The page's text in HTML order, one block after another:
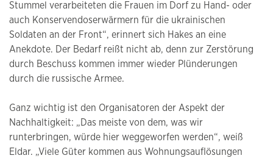
Stummel verarbeiteten die Frauen im Dorf zu Hand- oder
auch Konservendoserwärmern für die ukrainischen
Soldaten an der Front“, erinnert sich Hakes an eine
Anekdote. Der Bedarf reißt nicht ab, denn zur Zerstörung
durch Beschuss kommen immer wieder Plünderungen
durch die russische Armee.
Ganz wichtig ist den Organisatoren der Aspekt der
Nachhaltigkeit: „Das meiste von dem, was wir
runterbringen, würde hier weggeworfen werden“, weiß
Eldar. „Viele Güter kommen aus Wohnungsauflösungen